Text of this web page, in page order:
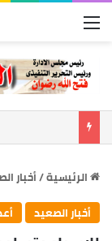
القائمة
الرئيسية/أخبار
أخبار الصعيد